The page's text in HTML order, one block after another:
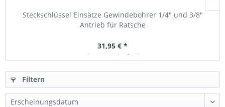
Steckschlüssel Einsätze Gewindebohrer 1/4" und 3/8"
Antrieb für Ratsche
31,95 € *
Ab Lager lieferbar
Filtern